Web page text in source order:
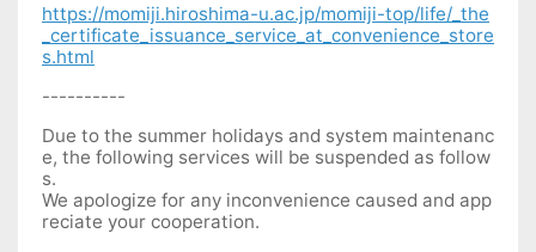
https://momiji.hiroshima-u.ac.jp/momiji-top/life/_the
_certificate_issuance_service_at_convenience_store
s.html
----------
Due to the summer holidays and system maintenanc
e, the following services will be suspended as follow
s.
We apologize for any inconvenience caused and app
reciate your cooperation.